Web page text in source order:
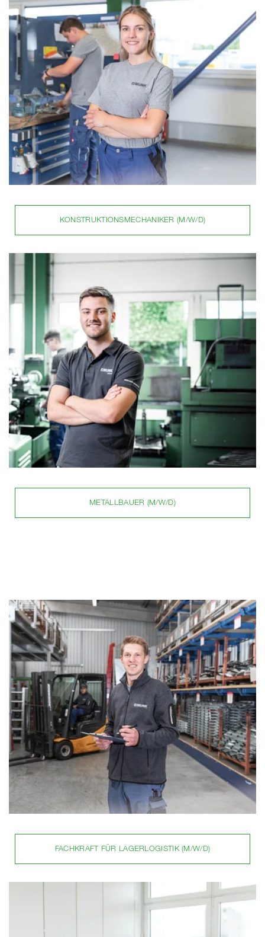
KONSTRUKTIONSMECHANIKER (M/W/D)
METALLBAUER (M/W/D)
FACHKRAFT FÜR LAGERLOGISTIK (M/W/D)